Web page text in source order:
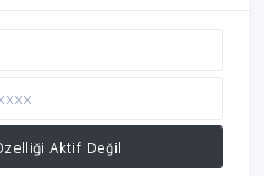
Aktif Değil